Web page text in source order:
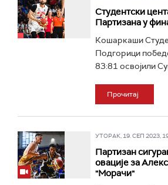
Студентски
Партизана у
Кошаркаши
Подгорици
83:81 освојили
Прочитај
УТОРАК, 19. СЕП 2023,
Партизан
овације за
"Морачи"